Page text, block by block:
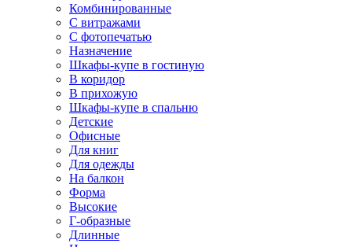
Комбинированные
С витражами
С фотопечатью
Назначение
Шкафы-купе в гостиную
В коридор
В прихожую
Шкафы-купе в спальню
Детские
Офисные
Для книг
Для одежды
На балкон
Форма
Высокие
Г-образные
Длинные